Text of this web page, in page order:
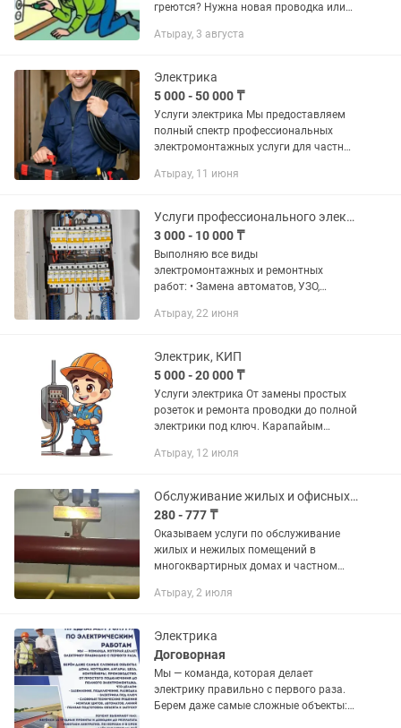
греются? Нужна новая проводка или
электрика ошибок не прощает. Решу
Атырау, 3 августа
Электрика
5 000 - 50 000 ₸
Услуги электрика Мы предоставляем
полный спектр профессиональных
электромонтажных услуги для частных
команда обеспечивает безопасность,
Атырау, 11 июня
Услуги профессионального электрика
3 000 - 10 000 ₸
Выполняю все виды
электромонтажных и ремонтных
работ: • Замена автоматов, УЗО,
Установка розеток выключатель-
и сборка...
Атырау, 22 июня
Электрик, КИП
5 000 - 20 000 ₸
Услуги электрика От замены простых
розеток и ремонта проводки до полной
электрики под ключ. Карапайым
т.б. жұмыстардан бастап күрделі
Атырау, 12 июля
Обслуживание жилых и офисных помещений
280 - 777 ₸
Оказываем услуги по обслуживание
жилых и нежилых помещений в
многоквартирных домах и частном
содержанию общего имущества
придомовая...
Атырау, 2 июля
Электрика
Договорная
Мы — команда, которая делает
электрику правильно с первого раза.
Берем даже самые сложные объекты: